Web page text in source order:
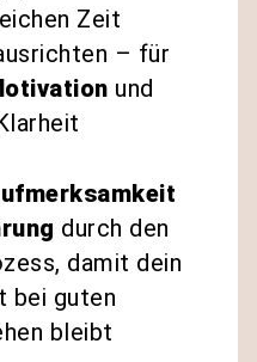
Zeit
– für
und
durch den
damit dein
bei guten
bleibt